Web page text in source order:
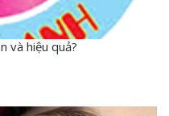
và hiệu quả?